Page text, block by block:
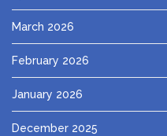
March 2026
February 2026
January 2026
December 2025